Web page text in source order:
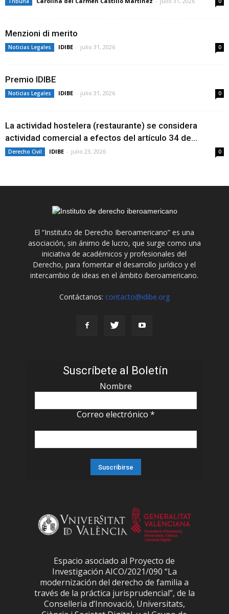
Menzioni di merito
Noticias Legales IDIBE - julio 31, 2026 0
Premio IDIBE
Noticias Legales IDIBE - julio 31, 2026 0
La actividad hostelera (restaurante) se considera
actividad comercial a efectos del artículo 34 de...
Derecho Civil IDIBE - julio 23, 2026 0
El “Instituto de Derecho Iberoamericano” es una
asociación, sin ánimo de lucro, que surge como una
iniciativa de académicos y profesionales del
Derecho, para fomentar el desarrollo jurídico y el
intercambio de ideas en el ámbito iberoamericano.
Contáctanos: contacto@idibe.org
Suscríbete al Boletín
Nombre
Correo electrónico *
Espacio asociado al Proyecto de
Investigación AICO/2021/090 “La
modernización del derecho de familia a
través de la práctica jurisprudencial”, de la
Conselleria d’Innovació, Universitats,